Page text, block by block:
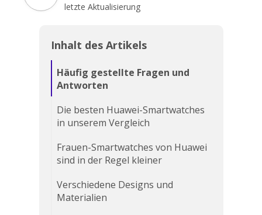
letzte Aktualisierung
Inhalt des Artikels
Häufig gestellte Fragen und
Antworten
Die besten Huawei-Smartwatches
in unserem Vergleich
Frauen-Smartwatches von Huawei
sind in der Regel kleiner
Verschiedene Designs und
Materialien